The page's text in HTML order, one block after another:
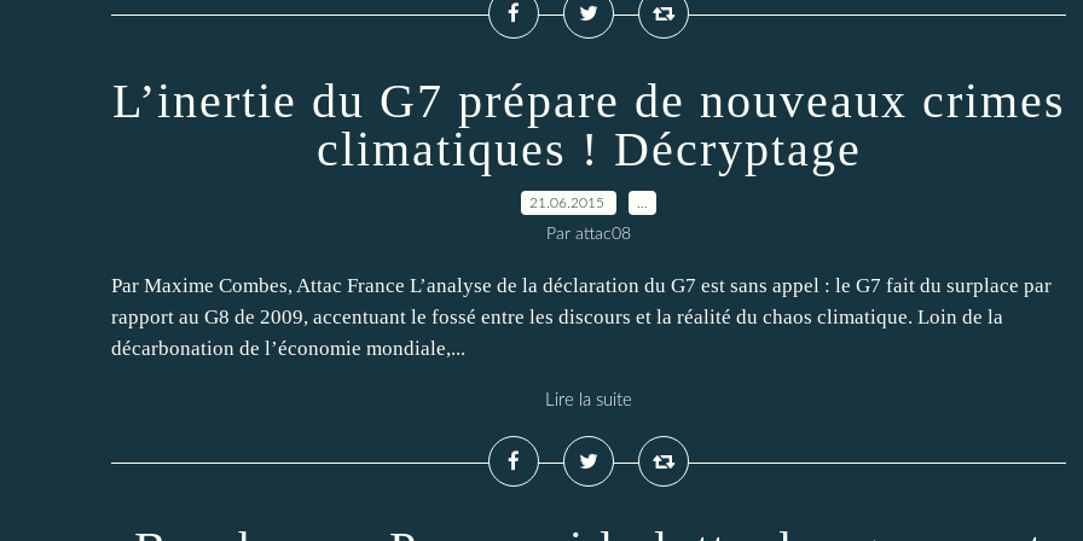
L’inertie du G7 prépare de nouveaux crimes
climatiques ! Décryptage
21.06.2015
Par attac08
Par Maxime Combes, Attac France L’analyse de la déclaration du G7 est sans appel : le G7 fait du surplace par
rapport au G8 de 2009, accentuant le fossé entre les discours et la réalité du chaos climatique. Loin de la
décarbonation de l’économie mondiale,...
Lire la suite